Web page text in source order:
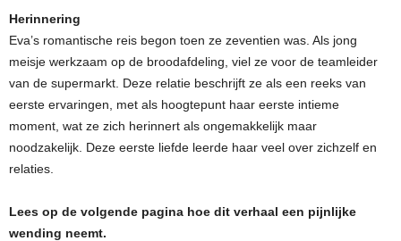
Herinnering
Eva’s romantische reis begon toen ze zeventien was. Als jong
meisje werkzaam op de broodafdeling, viel ze voor de teamleider
van de supermarkt. Deze relatie beschrijft ze als een reeks van
eerste ervaringen, met als hoogtepunt haar eerste intieme
moment, wat ze zich herinnert als ongemakkelijk maar
noodzakelijk. Deze eerste liefde leerde haar veel over zichzelf en
relaties.
Lees op de volgende pagina hoe dit verhaal een pijnlijke
wending neemt.